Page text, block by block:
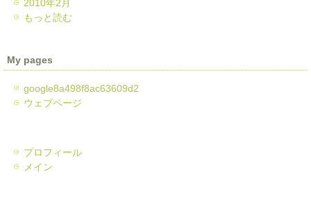
2010年2月
もっと読む
My pages
google8a498f8ac63609d2
ウェブページ
プロフィール
メイン